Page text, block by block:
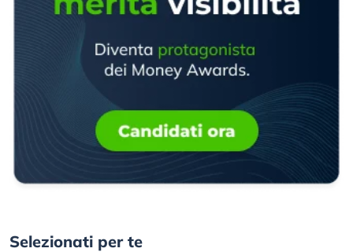
Selezionati per te